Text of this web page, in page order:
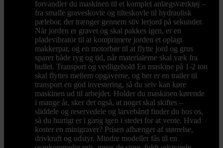
forvandler du maskinen til et komplet anlægsværktøj –
fra smalle graveskovle og tilteskovle til hydraulisk
pælebor, der trænger gennem stiv lerjord på sekunder.
Når jorden er gravet og skal pakkes igen, er en
pladevibrator til at komprimere jorden et oplagt
makkerpar, og en motorbør til at flytte jord og grus
sparer både ryg og tid, når materialerne skal væk fra
hullet. Transport og vedligehold En maskine på 1-2 ton
skal flyttes mellem opgaverne, og her er en trailer til
transport en god investering, så du selv kan køre
maskinen ud til arbejdet. Holder du maskinen kørende
i mange år, sker det også, at noget skal skiftes –
sliddele og reservedele og larvebånd finder du hos os,
så du hurtigt er i gang igen i stedet for at vente. Hvad
koster en minigraver? Prisen afhænger af størrelse,
drivkraft og udstyr. Mindre modeller fås til en